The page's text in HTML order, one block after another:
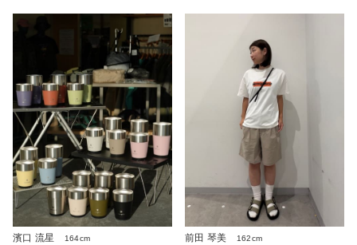
濱口 流星
164cm
前田 琴美
162cm